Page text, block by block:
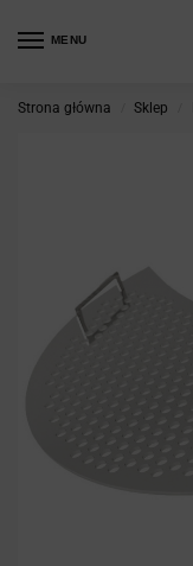
MENU
Strona główna Sklep